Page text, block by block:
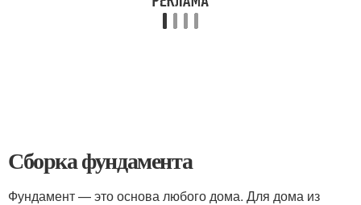
Сборка фундамента
Фундамент — это основа любого дома. Для дома из